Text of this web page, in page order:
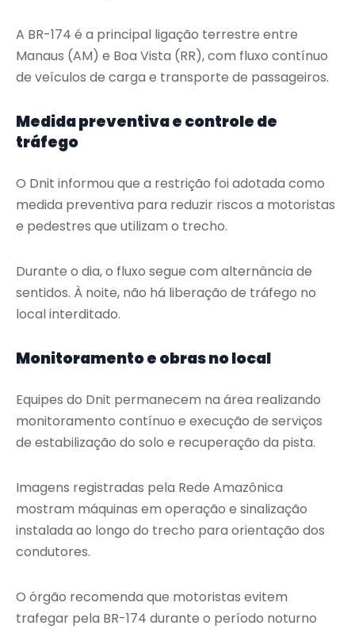
A BR-174 é a principal ligação terrestre entre
Manaus (AM) e Boa Vista (RR), com fluxo contínuo
de veículos de carga e transporte de passageiros.
Medida preventiva e controle de
tráfego
O Dnit informou que a restrição foi adotada como
medida preventiva para reduzir riscos a motoristas
e pedestres que utilizam o trecho.
Durante o dia, o fluxo segue com alternância de
sentidos. À noite, não há liberação de tráfego no
local interditado.
Monitoramento e obras no local
Equipes do Dnit permanecem na área realizando
monitoramento contínuo e execução de serviços
de estabilização do solo e recuperação da pista.
Imagens registradas pela Rede Amazônica
mostram máquinas em operação e sinalização
instalada ao longo do trecho para orientação dos
condutores.
O órgão recomenda que motoristas evitem
trafegar pela BR-174 durante o período noturno